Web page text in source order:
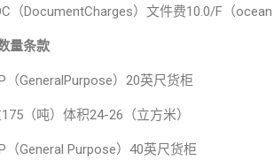
（DocumentCharges）文件费10.0/F（
量条款
（GeneralPurpose）20英尺货柜
（吨）体积24-26（立方米）
（General Purpose）40英尺货柜